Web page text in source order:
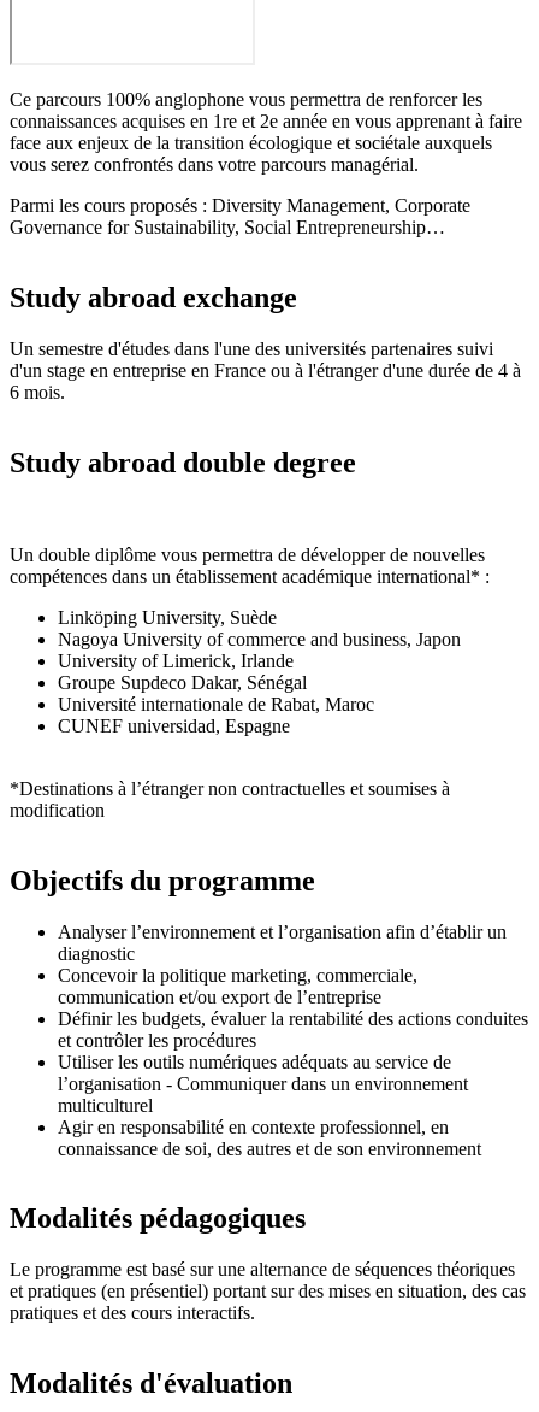
Ce parcours 100% anglophone vous permettra de renforcer les
connaissances acquises en 1re et 2e année en vous apprenant à faire
face aux enjeux de la transition écologique et sociétale auxquels
vous serez confrontés dans votre parcours managérial.
Parmi les cours proposés : Diversity Management, Corporate
Governance for Sustainability, Social Entrepreneurship…
Study abroad exchange
Un semestre d'études dans l'une des universités partenaires suivi
d'un stage en entreprise en France ou à l'étranger d'une durée de 4 à
6 mois.
Study abroad double degree
Un double diplôme vous permettra de développer de nouvelles
compétences dans un établissement académique international* :
Linköping University, Suède
Nagoya University of commerce and business, Japon
University of Limerick, Irlande
Groupe Supdeco Dakar, Sénégal
Université internationale de Rabat, Maroc
CUNEF universidad, Espagne
*Destinations à l’étranger non contractuelles et soumises à
modification
Objectifs du programme
Analyser l’environnement et l’organisation afin d’établir un
diagnostic
Concevoir la politique marketing, commerciale,
communication et/ou export de l’entreprise
Définir les budgets, évaluer la rentabilité des actions conduites
et contrôler les procédures
Utiliser les outils numériques adéquats au service de
l’organisation - Communiquer dans un environnement
multiculturel
Agir en responsabilité en contexte professionnel, en
connaissance de soi, des autres et de son environnement
Modalités pédagogiques
Le programme est basé sur une alternance de séquences théoriques
et pratiques (en présentiel) portant sur des mises en situation, des cas
pratiques et des cours interactifs.
Modalités d'évaluation